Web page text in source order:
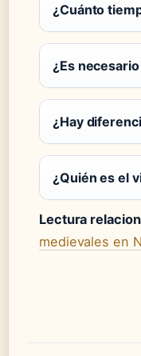
¿Cuánto
¿Es
¿Hay
¿Quién es el
Lectura
medievales en